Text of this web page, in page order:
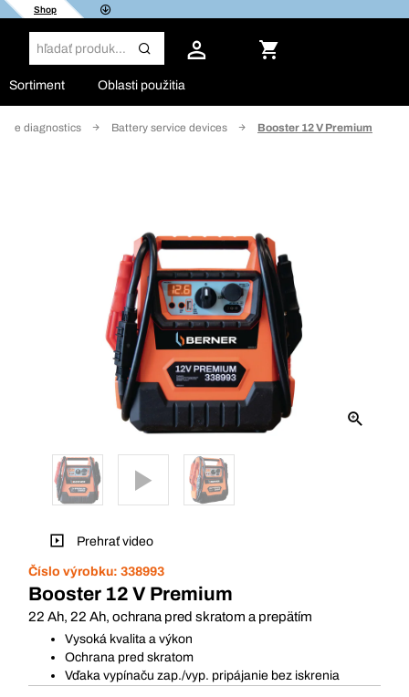
Shop
Sortiment Oblasti použitia
diagnostics Battery service devices Booster 12 V Premium
Prehrať video
Číslo výrobku: 338993
Booster 12 V Premium
22 Ah, 22 Ah, ochrana pred skratom a prepätím
Vysoká kvalita a výkon
Ochrana pred skratom
Vďaka vypínaču zap./vyp. pripájanie bez iskrenia